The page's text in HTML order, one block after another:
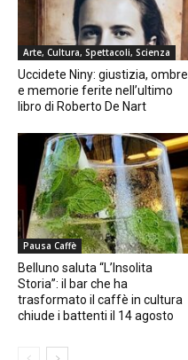
Arte, Cultura, Spettacoli, Scienza
Uccidete Niny: giustizia, ombre
e memorie ferite nell’ultimo
libro di Roberto De Nart
Pausa Caffè
Belluno saluta “L’Insolita
Storia”: il bar che ha
trasformato il caffè in cultura
chiude i battenti il 14 agosto